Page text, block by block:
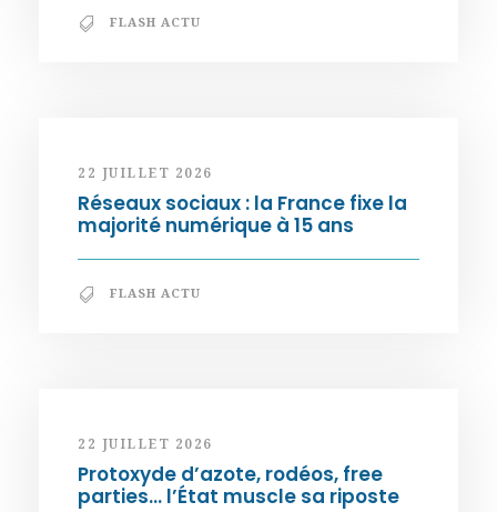
FLASH ACTU
22 JUILLET 2026
Réseaux sociaux : la France fixe la
majorité numérique à 15 ans
FLASH ACTU
22 JUILLET 2026
Protoxyde d’azote, rodéos, free
parties… l’État muscle sa riposte